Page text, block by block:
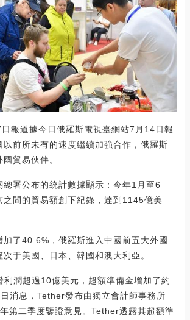
報道據今日俄羅斯電視臺網站7月14日報
以前所未有的速度繼續加強合作，俄羅斯
貿易伙伴。
總署公布的統計數據顯示：今年1月至6
之間的貿易額創下紀錄，達到1145億美
加了40.6%，俄羅斯進入中國前五大外國
于美國、日本、韓國和澳大利亞。
潤超過10億美元，超額準備金增加了約
消息，Tether發布由獨立會計師事務所
第二季度鑒證意見。Tether透露其超額準